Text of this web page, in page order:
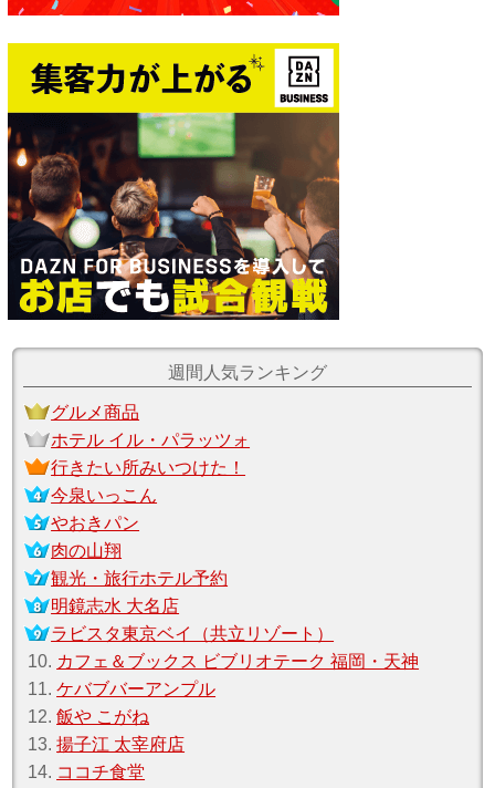
週間人気ランキング
グルメ商品
ホテル イル・パラッツォ
行きたい所みいつけた！
今泉いっこん
やおきパン
肉の山翔
観光・旅行ホテル予約
明鏡志水 大名店
ラビスタ東京ベイ（共立リゾート）
10. カフェ＆ブックス ビブリオテーク 福岡・天神
11.ケバブバーアンプル
12.飯や こがね
13.揚子江 太宰府店
14. ココチ食堂